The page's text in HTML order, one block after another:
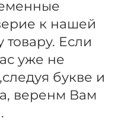
к нашей
Если
уже не
букве и
веренм Вам